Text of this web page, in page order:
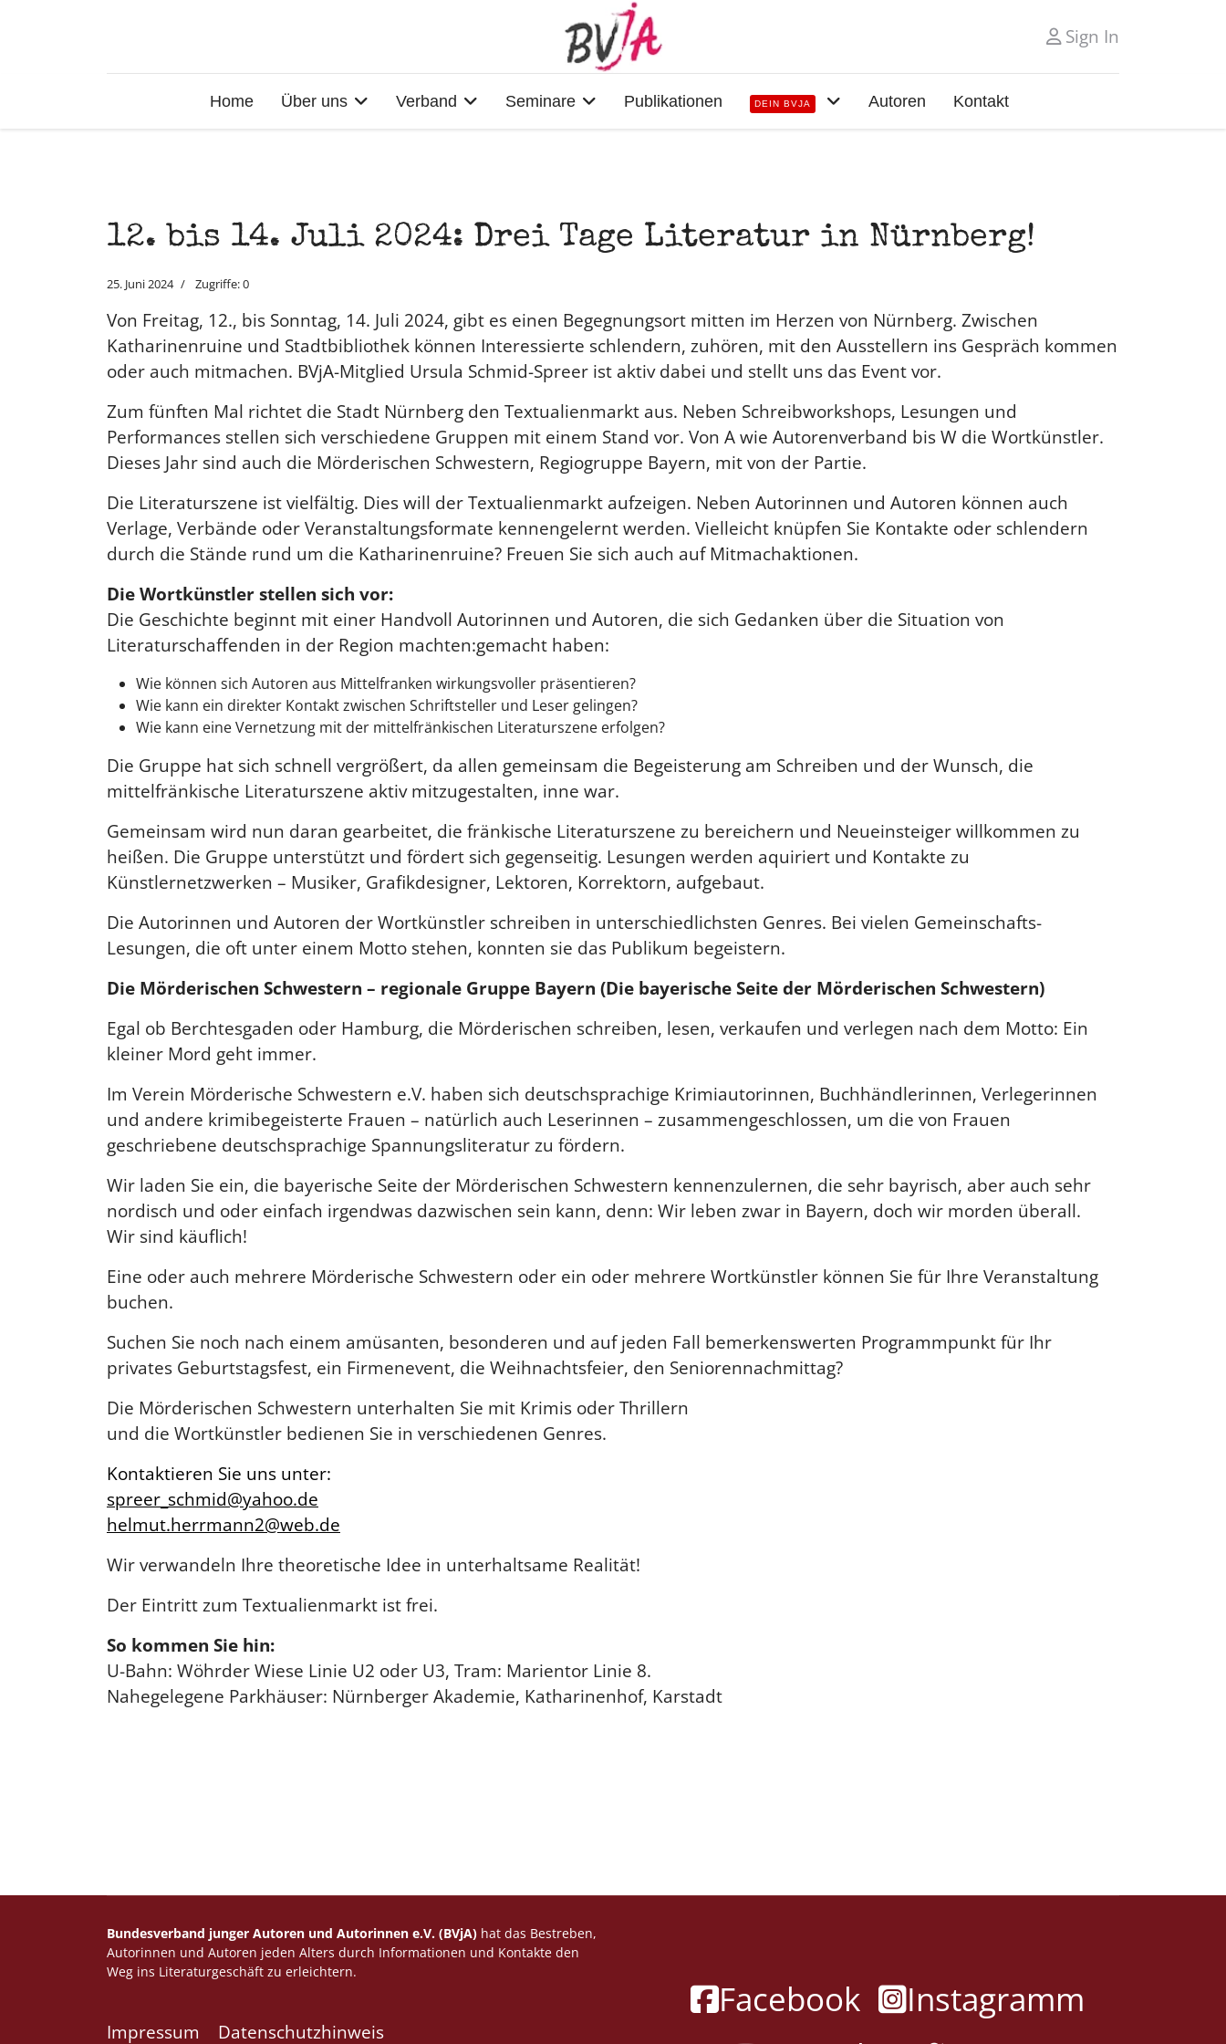
Sign In
Home Über uns Verband Seminare Publikationen DEIN BVJA Autoren Kontakt
12. bis 14. Juli 2024: Drei Tage Literatur in Nürnberg!
25. Juni 2024 Zugriffe: 0
Von Freitag, 12., bis Sonntag, 14. Juli 2024, gibt es einen Begegnungsort mitten im Herzen von Nürnberg. Zwischen
Katharinenruine und Stadtbibliothek können Interessierte schlendern, zuhören, mit den Ausstellern ins Gespräch kommen
oder auch mitmachen. BVjA-Mitglied Ursula Schmid-Spreer ist aktiv dabei und stellt uns das Event vor.
Zum fünften Mal richtet die Stadt Nürnberg den Textualienmarkt aus. Neben Schreibworkshops, Lesungen und
Performances stellen sich verschiedene Gruppen mit einem Stand vor. Von A wie Autorenverband bis W die Wortkünstler.
Dieses Jahr sind auch die Mörderischen Schwestern, Regiogruppe Bayern, mit von der Partie.
Die Literaturszene ist vielfältig. Dies will der Textualienmarkt aufzeigen. Neben Autorinnen und Autoren können auch
Verlage, Verbände oder Veranstaltungsformate kennengelernt werden. Vielleicht knüpfen Sie Kontakte oder schlendern
durch die Stände rund um die Katharinenruine? Freuen Sie sich auch auf Mitmachaktionen.
Die Wortkünstler stellen sich vor:
Die Geschichte beginnt mit einer Handvoll Autorinnen und Autoren, die sich Gedanken über die Situation von
Literaturschaffenden in der Region machten:gemacht haben:
Wie können sich Autoren aus Mittelfranken wirkungsvoller präsentieren?
Wie kann ein direkter Kontakt zwischen Schriftsteller und Leser gelingen?
Wie kann eine Vernetzung mit der mittelfränkischen Literaturszene erfolgen?
Die Gruppe hat sich schnell vergrößert, da allen gemeinsam die Begeisterung am Schreiben und der Wunsch, die
mittelfränkische Literaturszene aktiv mitzugestalten, inne war.
Gemeinsam wird nun daran gearbeitet, die fränkische Literaturszene zu bereichern und Neueinsteiger willkommen zu
heißen. Die Gruppe unterstützt und fördert sich gegenseitig. Lesungen werden aquiriert und Kontakte zu
Künstlernetzwerken – Musiker, Grafikdesigner, Lektoren, Korrektorn, aufgebaut.
Die Autorinnen und Autoren der Wortkünstler schreiben in unterschiedlichsten Genres. Bei vielen Gemeinschafts-
Lesungen, die oft unter einem Motto stehen, konnten sie das Publikum begeistern.
Die Mörderischen Schwestern – regionale Gruppe Bayern (Die bayerische Seite der Mörderischen Schwestern)
Egal ob Berchtesgaden oder Hamburg, die Mörderischen schreiben, lesen, verkaufen und verlegen nach dem Motto: Ein
kleiner Mord geht immer.
Im Verein Mörderische Schwestern e.V. haben sich deutschsprachige Krimiautorinnen, Buchhändlerinnen, Verlegerinnen
und andere krimibegeisterte Frauen – natürlich auch Leserinnen – zusammengeschlossen, um die von Frauen
geschriebene deutschsprachige Spannungsliteratur zu fördern.
Wir laden Sie ein, die bayerische Seite der Mörderischen Schwestern kennenzulernen, die sehr bayrisch, aber auch sehr
nordisch und oder einfach irgendwas dazwischen sein kann, denn: Wir leben zwar in Bayern, doch wir morden überall.
Wir sind käuflich!
Eine oder auch mehrere Mörderische Schwestern oder ein oder mehrere Wortkünstler können Sie für Ihre Veranstaltung
buchen.
Suchen Sie noch nach einem amüsanten, besonderen und auf jeden Fall bemerkenswerten Programmpunkt für Ihr
privates Geburtstagsfest, ein Firmenevent, die Weihnachtsfeier, den Seniorennachmittag?
Die Mörderischen Schwestern unterhalten Sie mit Krimis oder Thrillern
und die Wortkünstler bedienen Sie in verschiedenen Genres.
Kontaktieren Sie uns unter:
spreer_schmid@yahoo.de
helmut.herrmann2@web.de
Wir verwandeln Ihre theoretische Idee in unterhaltsame Realität!
Der Eintritt zum Textualienmarkt ist frei.
So kommen Sie hin:
U-Bahn: Wöhrder Wiese Linie U2 oder U3, Tram: Marientor Linie 8.
Nahegelegene Parkhäuser: Nürnberger Akademie, Katharinenhof, Karstadt
Bundesverband junger Autoren und Autorinnen e.V. (BVjA) hat das Bestreben,
Autorinnen und Autoren jeden Alters durch Informationen und Kontakte den
Weg ins Literaturgeschäft zu erleichtern.
Impressum Datenschutzhinweis
Facebook
Instagramm